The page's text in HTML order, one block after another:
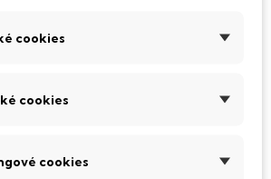
vybaven
(Solid State Drive)
tak mnohem méně náchylný
cookies
cookies
cookies